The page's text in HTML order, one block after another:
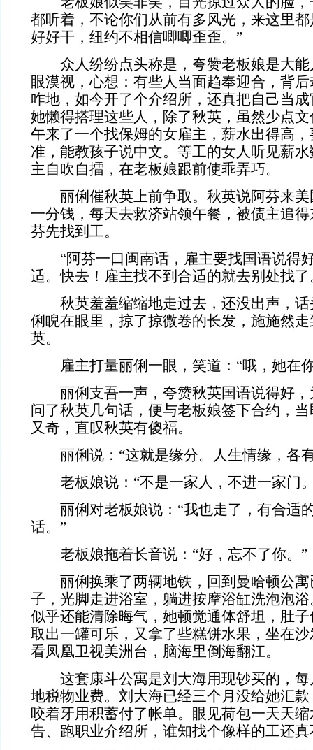
都听着，不论你们从前有多风光，来这里
好好干，纽约不相信唧唧歪歪。”
众人纷纷点头称是，夸赞老板娘是大能
眼漠视，心想：有些人当面趋奉迎合，背
咋地，如今开了个介绍所，还真把自己当
她懒得搭理这些人，除了秋英，虽然少点
午来了一个找保姆的女雇主，薪水出得高
准，能教孩子说中文。等工的女人听见薪
主自吹自擂，在老板娘跟前使乖弄巧。
丽俐催秋英上前争取。秋英说阿芬来美
一分钱，每天去救济站领午餐，被债主追
芬先找到工。
“阿芬一口闽南话，雇主要找国语说得
适。快去！雇主找不到合适的就去别处找了
秋英羞羞缩缩地走过去，还没出声，话
俐睨在眼里，掠了掠微卷的长发，施施然
英。
雇主打量丽俐一眼，笑道：“哦，她在
丽俐支吾一声，夸赞秋英国语说得好，
问了秋英几句话，便与老板娘签下合约，
又奇，直叹秋英有傻福。
丽俐说：“这就是缘分。人生情缘，各
老板娘说：“不是一家人，不进一家门
丽俐对老板娘说：“我也走了，有合适
话。”
老板娘拖着长音说：“好，忘不了你。”
丽俐换乘了两辆地铁，回到曼哈顿公寓
子，光脚走进浴室，躺进按摩浴缸洗泡泡
似乎还能清除晦气，她顿觉通体舒坦，肚
取出一罐可乐，又拿了些糕饼水果，坐在
看凤凰卫视美洲台，脑海里倒海翻江。
这套康斗公寓是刘大海用现钞买的，每
地税物业费。刘大海已经三个月没给她汇
咬着牙用积蓄付了帐单。眼见荷包一天天
告、跑职业介绍所，谁知找个像样的工还